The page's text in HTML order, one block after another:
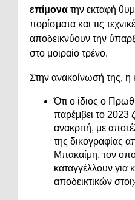
επίμονα την εκταφή
πορίσματα και τις
αποδεικνύουν την
στο μοιραίο τρένο.
Στην ανακοίνωσή της, η
Ότι ο ίδιος ο
παρέμβει το 2023
ανακριτή, με
της δικογραφίας
Μπακαίμη, τον
καταγγέλλουν για
αποδεικτικών